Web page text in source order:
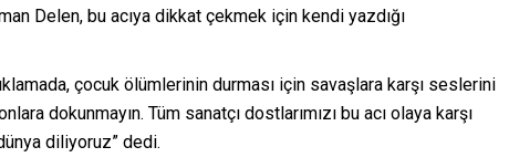
Delen, bu acıya dikkat çekmek için kendi yazdığı
çocuk ölümlerinin durması için savaşlara karşı seslerini
dokunmayın. Tüm sanatçı dostlarımızı bu acı olaya karşı
diliyoruz” dedi.